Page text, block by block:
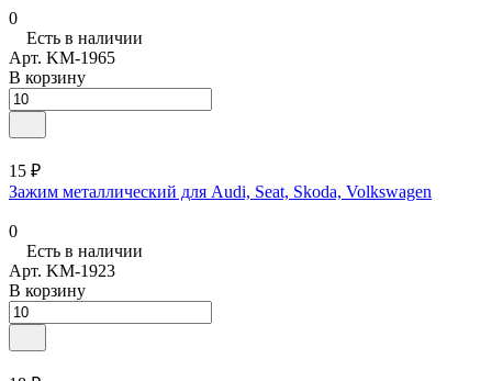
0
Есть в наличии
Арт. KM-1965
В корзину
15 ₽
Зажим металлический для Audi, Seat, Skoda, Volkswagen
0
Есть в наличии
Арт. KM-1923
В корзину